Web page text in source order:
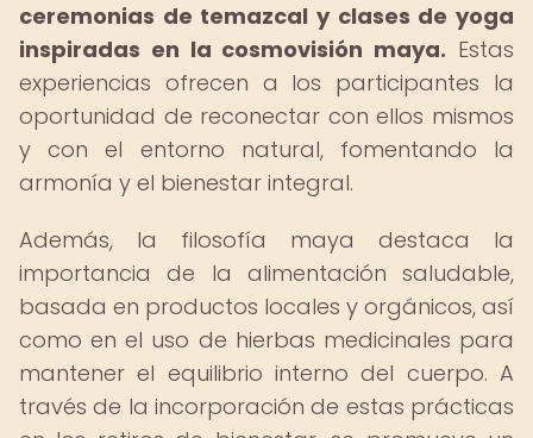
ceremonias de temazcal y clases de yoga
inspiradas en la cosmovisión maya. Estas
experiencias ofrecen a los participantes la
oportunidad de reconectar con ellos mismos
y con el entorno natural, fomentando la
armonía y el bienestar integral.
Además, la filosofía maya destaca la
importancia de la alimentación saludable,
basada en productos locales y orgánicos, así
como en el uso de hierbas medicinales para
mantener el equilibrio interno del cuerpo. A
través de la incorporación de estas prácticas